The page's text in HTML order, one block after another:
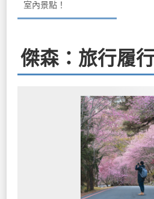
室內景點！
傑森：旅行履